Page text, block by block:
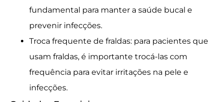
fundamental para manter a saúde bucal e
prevenir infecções.
Troca frequente de fraldas: para pacientes que
usam fraldas, é importante trocá-las com
frequência para evitar irritações na pele e
infecções.